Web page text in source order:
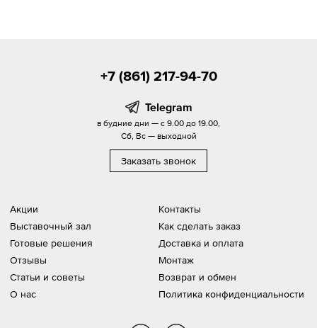
Акции
Выставочный зал
Готовые решения
Отзывы
Статьи и советы
О нас
Контакты
Как сделать заказ
Доставка и оплата
Монтаж
Возврат и обмен
Политика конфиденциальности
+7 (861) 217-94-70
Telegram
в будние дни — с 9.00 до 19.00,
Сб, Вс — выходной
Заказать звонок